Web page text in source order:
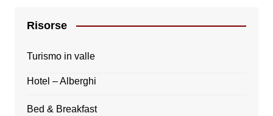
Risorse
Turismo in valle
Hotel – Alberghi
Bed & Breakfast